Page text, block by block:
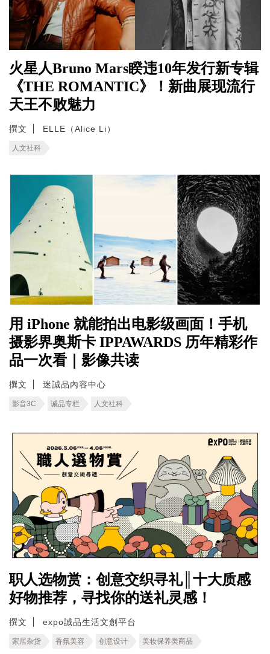
火星人Bruno Mars睽违10年发行新专辑
《THE ROMANTIC》！新曲展现流行
天王不败魅力
撰文 ELLE（Alice Li）
人文社科
用 iPhone 就能拍出电影级画面！手机
摄影界奥斯卡 IPPAWARDS 历年精彩作
品一次看｜影像共读
撰文 迷誠品內容中心
影音3C 诚品专栏 人文社科
职人选物赏：创意交织寻礼║十大质感
好物推荐，寻找你的送礼灵感！
撰文 expo誠品生活文創平台
家居杂货 香氛美容 创意设计 美妆保养类商品